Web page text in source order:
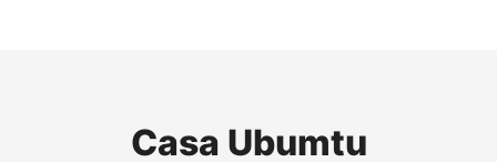
Casa Ubumtu